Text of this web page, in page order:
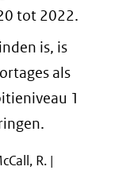
tot 2022.
is, is
als
1
R. |